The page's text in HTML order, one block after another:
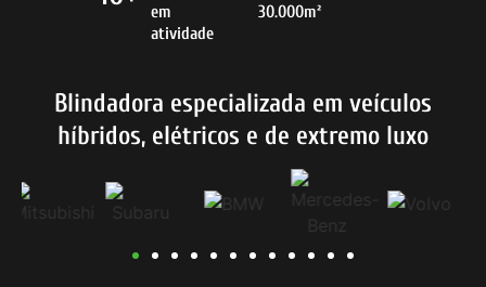
em
atividade
30.000m²
Blindadora especializada em veículos
híbridos, elétricos e de extremo luxo